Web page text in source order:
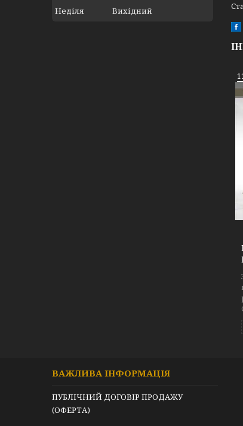
Неділя
Вихідний
ВАЖЛИВА ІНФОРМАЦІЯ
ПУБЛІЧНИЙ ДОГОВІР ПРОДАЖУ
(ОФЕРТА)